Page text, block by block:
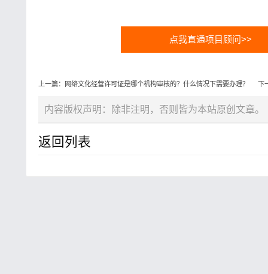
点我直通项目顾问>>
上一篇：网络文化经营许可证是哪个机构审核的？什么情况下需要办理？
内容版权声明：除非注明，否则皆为本站原创文章。
返回列表